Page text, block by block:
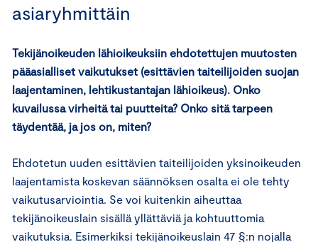
asiaryhmittäin
Tekijänoikeuden lähioikeuksiin ehdotettujen muutosten
pääasialliset vaikutukset (esittävien taiteilijoiden suojan
laajentaminen, lehtikustantajan lähioikeus). Onko
kuvailussa virheitä tai puutteita? Onko sitä tarpeen
täydentää, ja jos on, miten?
Ehdotetun uuden esittävien taiteilijoiden yksinoikeuden
laajentamista koskevan säännöksen osalta ei ole tehty
vaikutusarviointia. Se voi kuitenkin aiheuttaa
tekijänoikeuslain sisällä yllättäviä ja kohtuuttomia
vaikutuksia. Esimerkiksi tekijänoikeuslain 47 §:n nojalla